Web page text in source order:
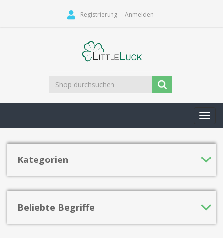
Registrierung Anmelden
Kategorien
Beliebte Begriffe